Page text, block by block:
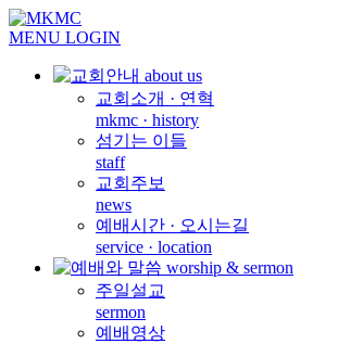
MENU LOGIN
교회소개 · 연혁
mkmc · history
섬기는 이들
staff
교회주보
news
예배시간 · 오시는길
service · location
주일설교
sermon
예배영상